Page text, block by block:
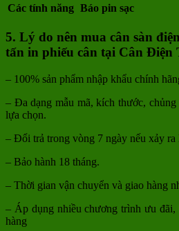
Các tính năng Báo pin sạc
5. Lý do nên mua cân sàn
tấn in phiếu cân tại Cân Điện
– 100% sản phẩm nhập khẩu chính
– Đa dạng mẫu mã, kích thước,
lựa chọn.
– Đổi trả trong vòng 7 ngày nếu xảy ra
– Bảo hành 18 tháng.
– Thời gian vận chuyển và giao hàng
– Áp dụng nhiều chương trình ưu đãi,
hàng